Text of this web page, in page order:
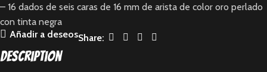
– 16 dados de seis caras de 16 mm de arista de color oro perlado
con tinta negra
Añadir a deseosShare:
Description